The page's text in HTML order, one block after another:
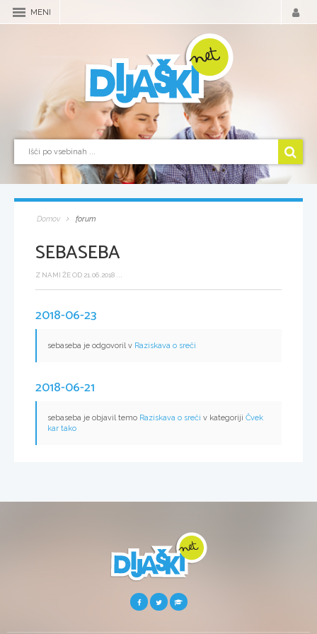
MENI
Domov forum
SEBASEBA
Z NAMI ŽE OD 21.06.2018 ...
2018-06-23
sebaseba je odgovoril v Raziskava o sreči
2018-06-21
sebaseba je objavil temo Raziskava o sreči v kategoriji Čvek
kar tako